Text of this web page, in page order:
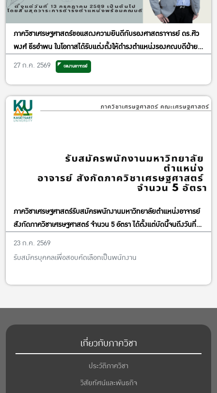
ภาควิชาเศรษฐศาสตร์ขอแสดงความยินดีกับรองศาสตราจารย์ ดร.ศิว
พงศ์ ธีรอำพน ในโอกาสได้รับแต่งตั้งให้ดำรงตำแหน่งรองคณบดีฝ่าย
วิจัยและพันธกิจเพื่อสังคม
27 ก.ค. 2569 ผลงานอาจารย์
ภาควิชาเศรษฐศาสตร์รับสมัครพนักงานมหาวิทยาลัยตำแหน่งอาจารย์
สังกัดภาควิชาเศรษฐศาสตร์ จำนวน 5 อัตรา ได้ตั้งแต่บัดนี้จนถึงวันที่
13 พฤศจิกายน พ.ศ. 2569
23 ก.ค. 2569
รับสมัครบุคคลเพื่อสอบคัดเลือกเป็นพนักงาน
เกี่ยวกับภาควิชา
ประวัติภาควิชา
วิสัยทัศน์และพันธกิจ